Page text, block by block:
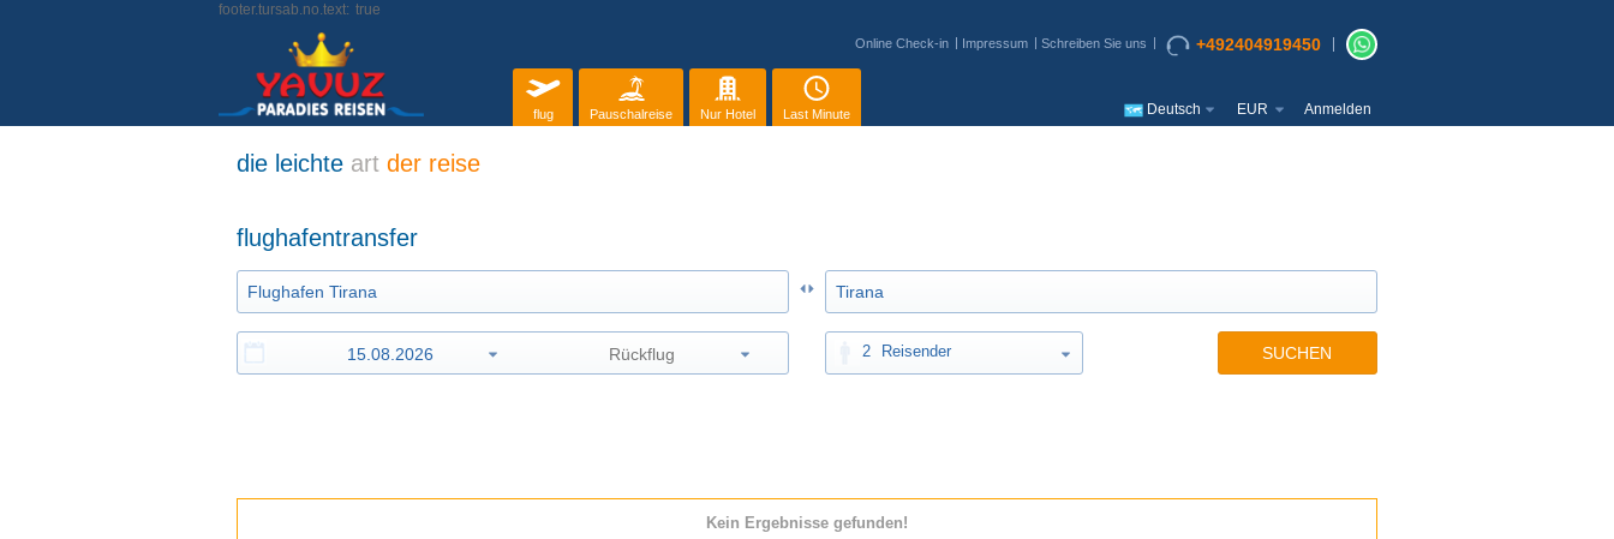
footer.tursab.no.text: true
Online Check-in Impressum Schreiben Sie uns +492404919450
flug Pauschalreise Nur Hotel Last Minute Deutsch EUR Anmelden
die leichte art der reise
flughafentransfer
2 Reisender SUCHEN
Kein Ergebnisse gefunden!